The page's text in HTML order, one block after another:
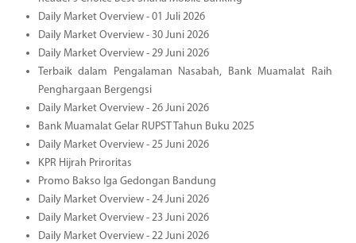
Daily Market Overview - 01 Juli 2026
Daily Market Overview - 30 Juni 2026
Daily Market Overview - 29 Juni 2026
Terbaik dalam Pengalaman Nasabah, Bank Muamalat Raih
Penghargaan Bergengsi
Daily Market Overview - 26 Juni 2026
Bank Muamalat Gelar RUPST Tahun Buku 2025
Daily Market Overview - 25 Juni 2026
KPR Hijrah Priroritas
Promo Bakso Iga Gedongan Bandung
Daily Market Overview - 24 Juni 2026
Daily Market Overview - 23 Juni 2026
Daily Market Overview - 22 Juni 2026